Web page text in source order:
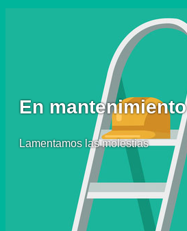
En mantenimiento
Lamentamos las molestias